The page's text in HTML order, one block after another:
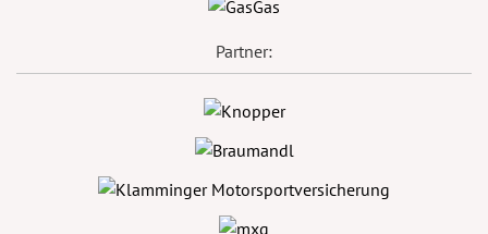
Partner: